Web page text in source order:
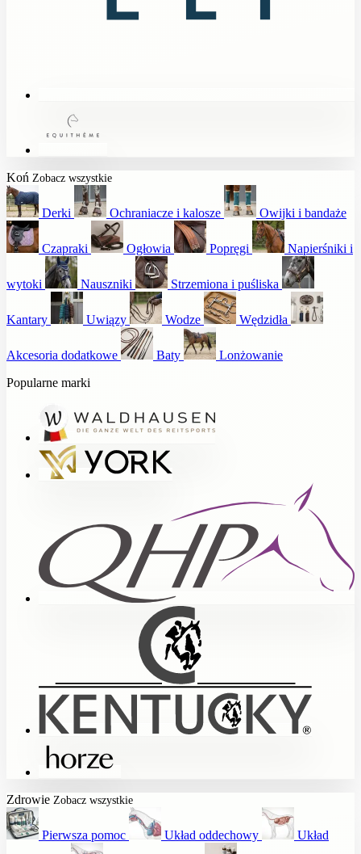
Koń Zobacz wszystkie
Derki Ochraniacze i kalosze Owijki i bandaże
Czapraki Ogłowia Popręgi Napierśniki i
wytoki Nauszniki Strzemiona i puśliska
Kantary Uwiązy Wodze Wędzidła
Akcesoria dodatkowe Baty
Lonżowanie
Popularne marki
Zdrowie Zobacz wszystkie
Pierwsza pomoc Układ oddechowy Układ